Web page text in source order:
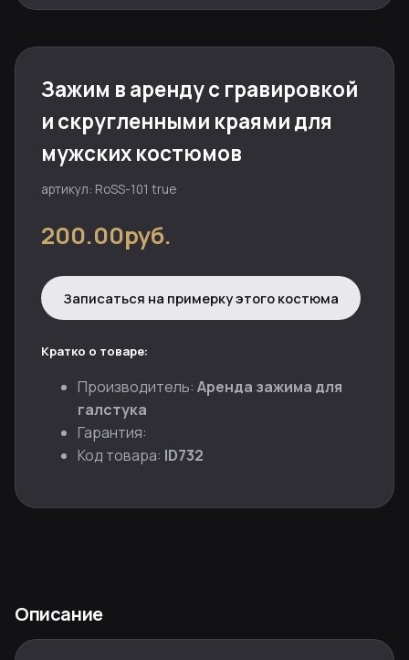
Зажим в аренду с гравировкой
и скругленными краями для
мужских костюмов
артикул: RoSS-101 true
200.00руб.
Записаться на примерку этого костюма
Кратко о товаре:
Производитель: Аренда зажима для
галстука
Гарантия:
Код товара: ID732
Описание